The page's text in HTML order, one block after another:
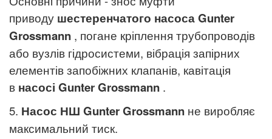
приводу шестеренчатого насосаGunter
Grossmann , погане кріплення трубопроводів
або вузлів гідросистеми, вібрація запірних
елементів запобіжних клапанів, кавітація
в насосі Gunter Grossmann .
5. Насос НШ Gunter Grossmann не виробляє
максимальний тиск.